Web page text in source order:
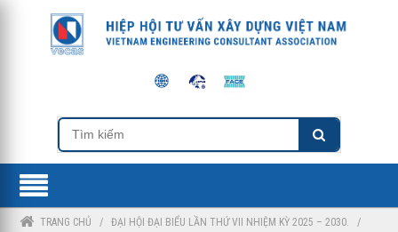
TRANG CHỦ /ĐẠI HỘI ĐẠI BIỂU LẦN THỨ VII NHIỆM KỲ 2025 – 2030.
/